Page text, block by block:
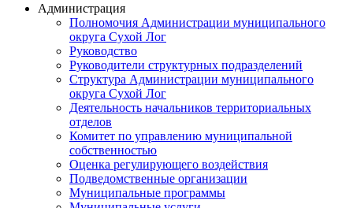
Администрация
Полномочия Администрации муниципального
округа Сухой Лог
Руководство
Руководители структурных подразделений
Структура Администрации муниципального
округа Сухой Лог
Деятельность начальников территориальных
отделов
Комитет по управлению муниципальной
собственностью
Оценка регулирующего воздействия
Подведомственные организации
Муниципальные программы